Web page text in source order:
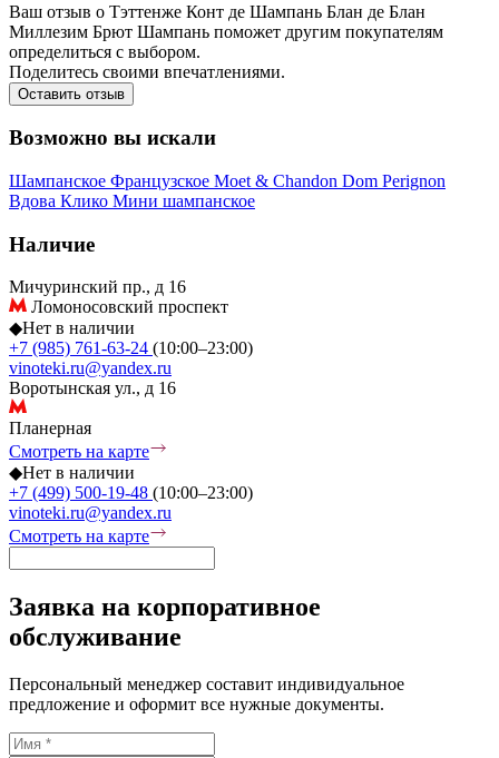
Ваш отзыв о Тэттенже Конт де Шампань Блан де Блан
Миллезим Брют Шампань поможет другим покупателям
определиться с выбором.
Поделитесь своими впечатлениями.
Оставить отзыв
Возможно вы искали
Шампанское Французское Moet & Chandon Dom Perignon
Вдова Клико Мини шампанское
Наличие
Мичуринский пр., д 16
Ломоносовский проспект
◆Нет в наличии
+7 (985) 761-63-24 (10:00–23:00)
vinoteki.ru@yandex.ru
Воротынская ул., д 16
Планерная
Смотреть на карте
◆Нет в наличии
+7 (499) 500-19-48 (10:00–23:00)
vinoteki.ru@yandex.ru
Смотреть на карте
Заявка на корпоративное
обслуживание
Персональный менеджер составит индивидуальное
предложение и оформит все нужные документы.